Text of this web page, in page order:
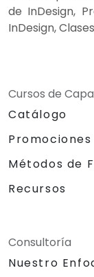
de InDesign,
InDesign,
Cursos de
Catálogo
Promociones
Métodos de
Recursos
Consultoría
Nuestro